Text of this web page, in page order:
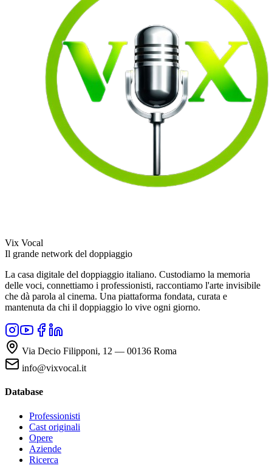
Vix Vocal
Il grande network del doppiaggio
La casa digitale del doppiaggio italiano. Custodiamo la memoria
delle voci, connettiamo i professionisti, raccontiamo l'arte invisibile
che dà parola al cinema. Una piattaforma fondata, curata e
mantenuta da chi il doppiaggio lo vive ogni giorno.
Via Decio Filipponi, 12 — 00136 Roma
info@vixvocal.it
Database
Professionisti
Cast originali
Opere
Aziende
Ricerca